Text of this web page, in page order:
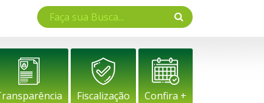
Fiscalização Confira +